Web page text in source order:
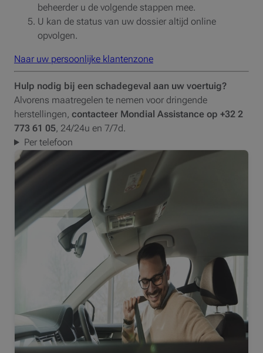
beheerder u de volgende stappen mee.
U kan de status van uw dossier altijd online
opvolgen.
Naar uw persoonlijke klantenzone
Hulp nodig bij een schadegeval aan uw voertuig?
Alvorens maatregelen te nemen voor dringende
herstellingen, contacteer Mondial Assistance op +32 2
773 61 05, 24/24u en 7/7d.
Per telefoon